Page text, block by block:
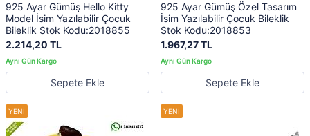
925 Ayar Gümüş Hello Kitty
Model İsim Yazılabilir Çocuk
Bileklik Stok Kodu:2018855
2.214,20 TL
Sepete Ekle
925 Ayar Gümüş Özel Tasarım
İsim Yazılabilir Çocuk Bileklik
Stok Kodu:2018853
1.967,27 TL
Sepete Ekle